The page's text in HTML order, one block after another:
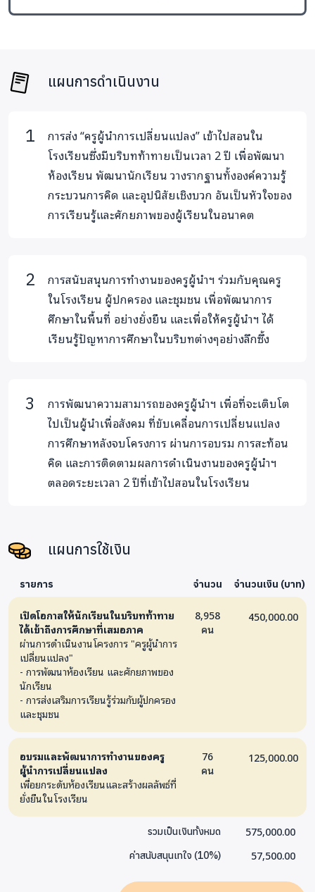
แผนการดำเนินงาน
การส่ง “ครูผู้นำการเปลี่ยนแปลง” เข้าไปสอนใน
โรงเรียนซึ่งมีบริบทท้าทายเป็นเวลา 2 ปี เพื่อพัฒนา
ห้องเรียน พัฒนานักเรียน วางรากฐานทั้งองค์ความรู้
กระบวนการคิด และอุปนิสัยเชิงบวก อันเป็นหัวใจของ
การเรียนรู้และศักยภาพของผู้เรียนในอนาคต
การสนับสนุนการทำงานของครูผู้นำฯ ร่วมกับคุณครู
ในโรงเรียน ผู้ปกครอง และชุมชน เพื่อพัฒนาการ
ศึกษาในพื้นที่ อย่างยั่งยืน และเพื่อให้ครูผู้นำฯ ได้
เรียนรู้ปัญหาการศึกษาในบริบทต่างๆอย่างลึกซึ้ง
การพัฒนาความสามารถของครูผู้นำฯ เพื่อที่จะเติบโต
ไปเป็นผู้นำเพื่อสังคม ที่ขับเคลื่อนการเปลี่ยนแปลง
การศึกษาหลังจบโครงการ ผ่านการอบรม การสะท้อน
คิด และการติดตามผลการดำเนินงานของครูผู้นำฯ
ตลอดระยะเวลา 2 ปีที่เข้าไปสอนในโรงเรียน
แผนการใช้เงิน
รายการ จำนวน จำนวนเงิน (บาท)
เปิดโอกาสให้นักเรียนในบริบทท้าทาย
ได้เข้าถึงการศึกษาที่เสมอภาค
ผ่านการดำเนินงานโครงการ "ครูผู้นำการ
เปลี่ยนแปลง"
- การพัฒนาห้องเรียน และศักยภาพของ
นักเรียน
- การส่งเสริมการเรียนรู้ร่วมกับผู้ปกครอง
และชุมชน
8,958
คน
450,000.00
อบรมและพัฒนาการทำงานของครู
ผู้นำการเปลี่ยนแปลง
เพื่อยกระดับห้องเรียนและสร้างผลลัพธ์ที่
ยั่งยืนในโรงเรียน
76
คน
125,000.00
รวมเป็นเงินทั้งหมด 575,000.00
ค่าสนับสนุนเทใจ (10%) 57,500.00